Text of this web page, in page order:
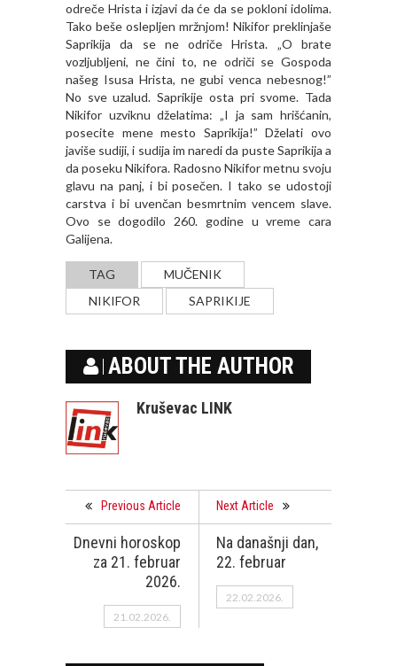
odreče Hrista i izjavi da će da se pokloni idolima.
Tako beše oslepljen mržnjom! Nikifor preklinjaše
Saprikija da se ne odriče Hrista. „O brate
vozljubljeni, ne čini to, ne odriči se Gospoda
našeg Isusa Hrista, ne gubi venca nebesnog!”
No sve uzalud. Saprikije osta pri svome. Tada
Nikifor uzviknu dželatima: „I ja sam hrišćanin,
posecite mene mesto Saprikija!” Dželati ovo
javiše sudiji, i sudija im naredi da puste Saprikija a
da poseku Nikifora. Radosno Nikifor metnu svoju
glavu na panj, i bi posečen. I tako se udostoji
carstva i bi uvenčan besmrtnim vencem slave.
Ovo se dogodilo 260. godine u vreme cara
Galijena.
TAG
MUČENIK
NIKIFOR
SAPRIKIJE
ABOUT THE AUTHOR
Kruševac LINK
Previous Article
Dnevni horoskop
za 21. februar
2026.
21.02.2026.
Next Article
Na današnji dan,
22. februar
22.02.2026.